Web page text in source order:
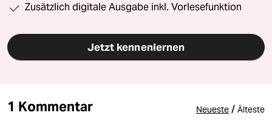
Zusätzlich digitale Ausgabe inkl. Vorlesefunktion
Jetzt kennenlernen
1 Kommentar Neueste / Älteste